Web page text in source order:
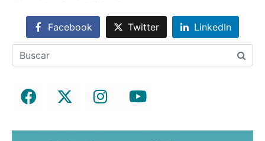
Facebook Twitter LinkedIn